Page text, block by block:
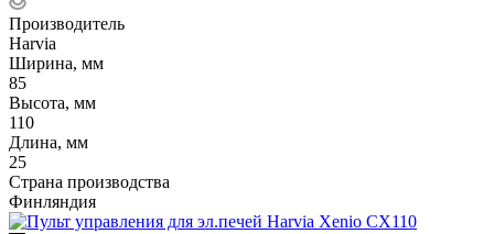
Производитель
Harvia
Ширина, мм
85
Высота, мм
110
Длина, мм
25
Страна производства
Финляндия